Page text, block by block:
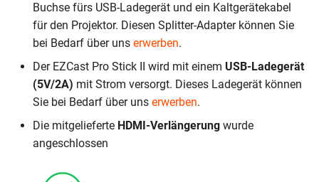
Buchse fürs USB-Ladegerät und ein Kaltgerätekabel
für den Projektor. Diesen Splitter-Adapter können Sie
bei Bedarf über uns erwerben.
Der EZCast Pro Stick II wird mit einem USB-Ladegerät
(5V/2A) mit Strom versorgt. Dieses Ladegerät können
Sie bei Bedarf über uns erwerben.
Die mitgelieferte HDMI-Verlängerung wurde
angeschlossen